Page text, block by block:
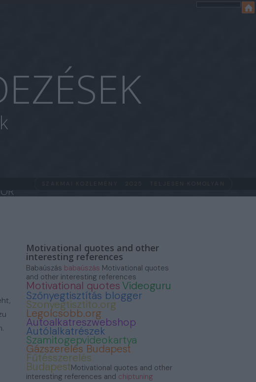
Motivational quotes and other
interesting references
Babaúszás babaúszás Motivational quotes
and other interesting references
Motivational quotes Videoguru
Szőnyegtisztítás blogger
Szonyegtisztito.org
Legolcsobb.org
Autoalkatreszwebshop
Autólalkatrészek
Szamitogepvideokartya
Gázszerelés Budapest
Fűtésszerelés
BudapestMotivational quotes and other
interesting references and chiptuning
SZAKMAI KÖZLEMÉNY · 2025 · TELJESEN KOMOLYAN